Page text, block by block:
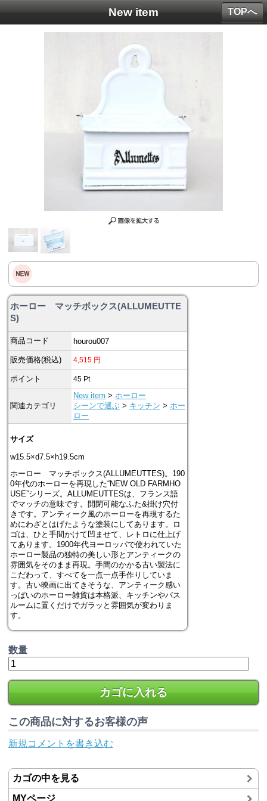
New item
ホーロー マッチボックス(ALLUMEUTTE
S)
商品コード hourou007
販売価格(税込) 4,515 円
ポイント 45 Pt
関連カテゴリ
New item >ホーロー
シーンで選ぶ > キッチン >ホー
ロー
サイズ
w15.5×d7.5×h19.5cm
ホーロー マッチボックス(ALLUMEUTTES)。190
0年代のホーローを再現した“NEW OLD FARMHO
USE”シリーズ。ALLUMEUTTESは、フランス語
でマッチの意味です。開閉可能なふた&掛け穴付
きです。アンティーク風のホーローを再現するた
めにわざとはげたような塗装にしてあります。ロ
ゴは、ひと手間かけて凹ませて、レトロに仕上げ
てあります。1900年代ヨーロッパで使われていた
ホーロー製品の独特の美しい形とアンティークの
雰囲気をそのまま再現。手間のかかる古い製法に
こだわって、すべてを一点一点手作りしていま
す。古い映画に出てきそうな、アンティーク感い
っぱいのホーロー雑貨は本格派、キッチンやバス
ルームに置くだけでガラッと雰囲気が変わりま
す。
数量
カゴに入れる
この商品に対するお客様の声
新規コメントを書き込む
カゴの中を見る
MYページ
TOPへ